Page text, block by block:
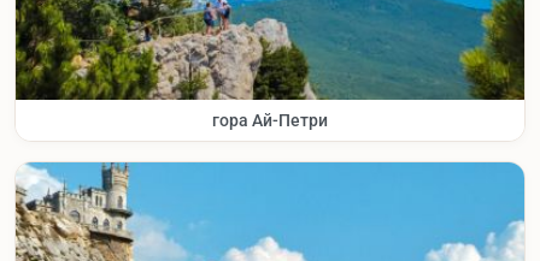
гора Ай-Петри